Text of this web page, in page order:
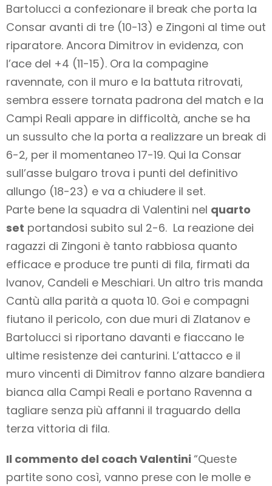
Bartolucci a confezionare il break che porta la
Consar avanti di tre (10-13) e Zingoni al time out
riparatore. Ancora Dimitrov in evidenza, con
l’ace del +4 (11-15). Ora la compagine
ravennate, con il muro e la battuta ritrovati,
sembra essere tornata padrona del match e la
Campi Reali appare in difficoltà, anche se ha
un sussulto che la porta a realizzare un break di
6-2, per il momentaneo 17-19. Qui la Consar
sull’asse bulgaro trova i punti del definitivo
allungo (18-23) e va a chiudere il set.
Parte bene la squadra di Valentini nel quarto
set portandosi subito sul 2-6. La reazione dei
ragazzi di Zingoni è tanto rabbiosa quanto
efficace e produce tre punti di fila, firmati da
Ivanov, Candeli e Meschiari. Un altro tris manda
Cantù alla parità a quota 10. Goi e compagni
fiutano il pericolo, con due muri di Zlatanov e
Bartolucci si riportano davanti e fiaccano le
ultime resistenze dei canturini. L’attacco e il
muro vincenti di Dimitrov fanno alzare bandiera
bianca alla Campi Reali e portano Ravenna a
tagliare senza più affanni il traguardo della
terza vittoria di fila.
Il commento del coach Valentini “Queste
partite sono così, vanno prese con le molle e